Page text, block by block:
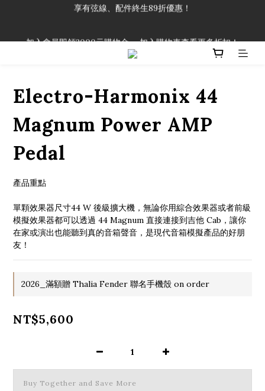
「一生弦命！」單筆購買弦線、配件滿$999（不含運費），即可
Electro-Harmonix 44
Magnum Power AMP
Pedal
產品重點
單顆效果器尺寸44 W 後級擴大機，無論你用綜合效果器或者前級
模擬效果器都可以透過 44 Magnum 直接連接到吉他 Cab，讓你
在家或演出也能聽到真的音箱聲音，是現代音箱模擬產品的好朋
友！
2026_滿額贈 Thalia Fender 聯名手機殼 on order
NT$5,600
Buy Together and Save More